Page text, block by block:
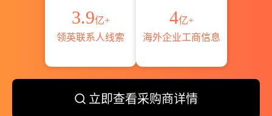
3.9亿+
领英联系人线索
4亿+
海外企业工商信息
立即查看采购商详情